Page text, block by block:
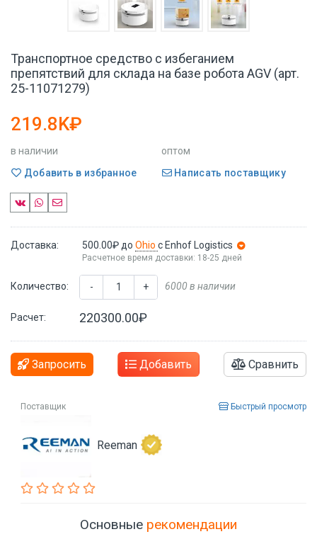
Транспортное средство с избеганием
препятствий для склада на базе робота AGV (арт.
25-11071279)
219.8K₽
в наличии
оптом
Добавить в избранное
Написать поставщику
Доставка: 500.00₽ до Ohio с Enhof Logistics
Расчетное время доставки: 18-25 дней
Количество: - + 6000 в наличии
Расчет: 220300.00₽
Запросить Добавить Сравнить
Поставщик Быстрый просмотр
Reeman
Основные рекомендации